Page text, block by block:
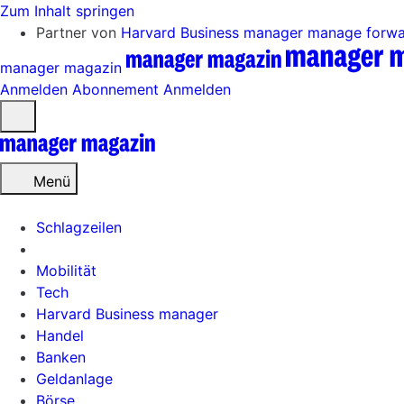
Zum Inhalt springen
Partner von Harvard Business manager manage
manager magazin
Anmelden Abonnement Anmelden
öffnen
Menü
Schlagzeilen
Mobilität
Tech
Harvard Business manager
Handel
Banken
Geldanlage
Börse